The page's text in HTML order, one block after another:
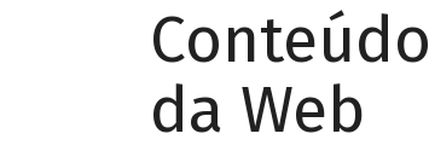
Conteúdo
da Web